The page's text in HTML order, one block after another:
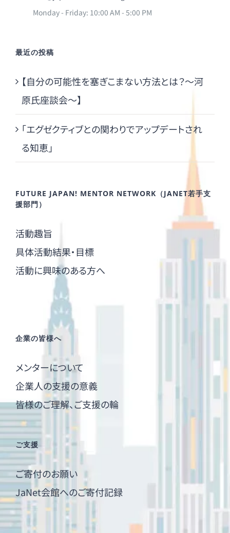
Monday - Friday: 10:00 AM - 5:00 PM
最近の投稿
【自分の可能性を塞ぎこまない方法とは？～河
原氏座談会～】
「エグゼクティブとの関わりでアップデートされ
る知恵」
FUTURE JAPAN! MENTOR NETWORK（JANET若手支
援部門）
活動趣旨
具体活動結果・目標
活動に興味のある方へ
企業の皆様へ
メンターについて
企業人の支援の意義
皆様のご理解、ご支援の輪
ご支援
ご寄付のお願い
JaNet会館へのご寄付記録